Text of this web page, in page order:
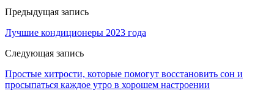
Предыдущая запись
Лучшие кондиционеры 2023 года
Следующая запись
Простые хитрости, которые помогут восстановить сон и
просыпаться каждое утро в хорошем настроении